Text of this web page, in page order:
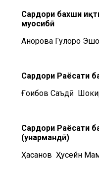
Сардори бахши
муҳосибӣ
Анорова Гулоро
Сардори Раёсати
Ғоибов Саъдӣ
Сардори Раёсати
(ҳунармандӣ)
Ҳасанов Ҳусейн